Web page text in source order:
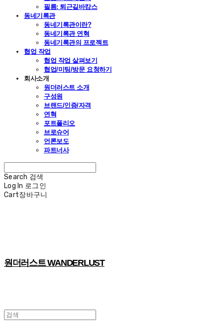
필름: 퇴근길바캉스
동네기록관
동네기록관이란?
동네기록관 연혁
동네기록관의 프로젝트
협업 작업
협업 작업 살펴보기
협업/미팅/방문 요청하기
회사소개
원더러스트 소개
구성원
브랜드/인증/자격
연혁
포트폴리오
브로슈어
언론보도
파트너사
Search 검색
Log In 로그인
Cart장바구니
원더러스트 WANDERLUST